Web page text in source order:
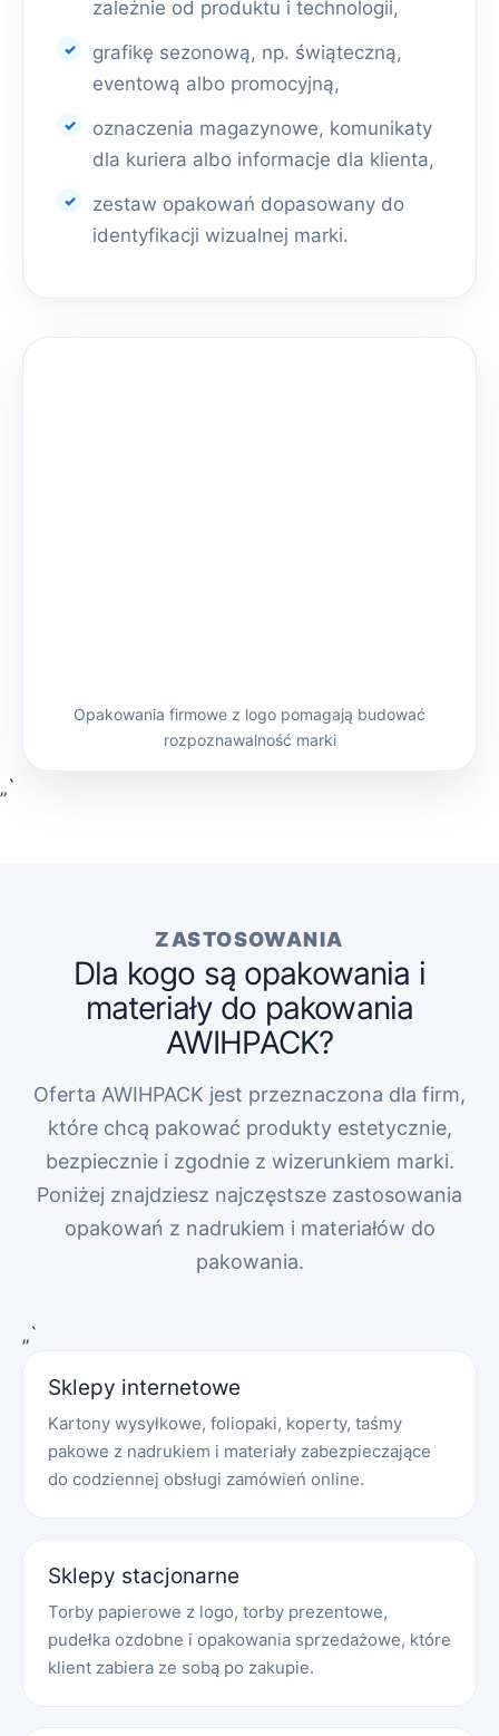
zależnie od produktu i technologii,
grafikę sezonową, np. świąteczną,
eventową albo promocyjną,
oznaczenia magazynowe, komunikaty
dla kuriera albo informacje dla klienta,
zestaw opakowań dopasowany do
identyfikacji wizualnej marki.
Opakowania firmowe z logo pomagają budować
rozpoznawalność marki
„`
ZASTOSOWANIA
Dla kogo są opakowania i
materiały do pakowania
AWIHPACK?
Oferta AWIHPACK jest przeznaczona dla firm,
które chcą pakować produkty estetycznie,
bezpiecznie i zgodnie z wizerunkiem marki.
Poniżej znajdziesz najczęstsze zastosowania
opakowań z nadrukiem i materiałów do
pakowania.
„`
Sklepy internetowe
Kartony wysyłkowe, foliopaki, koperty, taśmy
pakowe z nadrukiem i materiały zabezpieczające
do codziennej obsługi zamówień online.
Sklepy stacjonarne
Torby papierowe z logo, torby prezentowe,
pudełka ozdobne i opakowania sprzedażowe, które
klient zabiera ze sobą po zakupie.